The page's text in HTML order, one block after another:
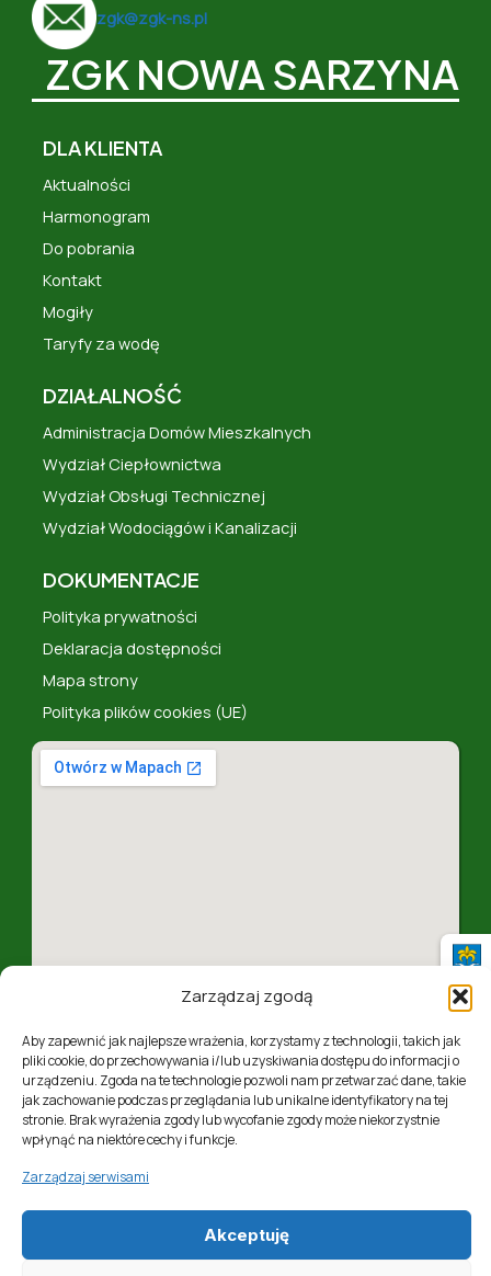
Zarządzaj zgodą
Aby zapewnić jak najlepsze wrażenia, korzystamy z technologii, takich jak
pliki cookie, do przechowywania i/lub uzyskiwania dostępu do informacji o
urządzeniu. Zgoda na te technologie pozwoli nam przetwarzać dane, takie
jak zachowanie podczas przeglądania lub unikalne identyfikatory na tej
stronie. Brak wyrażenia zgody lub wycofanie zgody może niekorzystnie
wpłynąć na niektóre cechy i funkcje.
Zarządzaj serwisami
Akceptuję
zgk@zgk-ns.pl
ZGK NOWA SARZYNA
DLA KLIENTA
Aktualności
Harmonogram
Do pobrania
Kontakt
Mogiły
Taryfy za wodę
DZIAŁALNOŚĆ
Administracja Domów Mieszkalnych
Wydział Ciepłownictwa
Wydział Obsługi Technicznej
Wydział Wodociągów i Kanalizacji
DOKUMENTACJE
Polityka prywatności
Deklaracja dostępności
Mapa strony
Polityka plików cookies (UE)
ul. 1 Maja 4, 37-310 Nowa Sarzyna, woj. podkarpackie
Realizacja:Softres Sp. z o. o.